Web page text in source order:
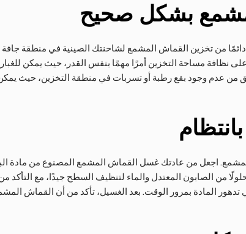
بشكل صحيح
من تخزين القماش المشمع لشاحنتك الصينية في منطقة جافة
نظافة مساحة التخزين أمرًا مهمًا بنفس القدر، حيث يمكن
من عدم وجود بقع رطبة أو تسربات في منطقة التخزين، حيث
اجعل من عادتك غسل القماش المشمع المصنوع من مادة
من الصابون المعتدل والماء لتنظيف السطح جيدًا، مع التأكد
تدهور المادة بمرور الوقت. بعد الغسيل، تأكد من أن القماش